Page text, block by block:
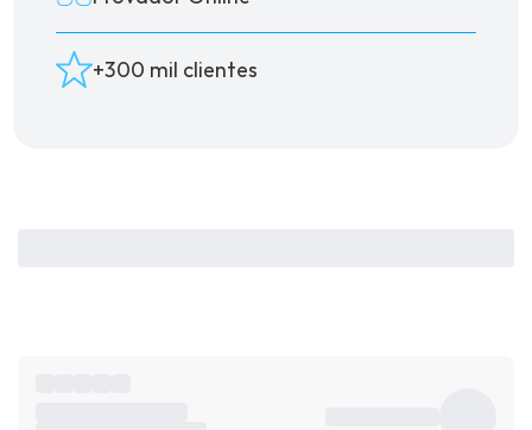
+300 mil clientes